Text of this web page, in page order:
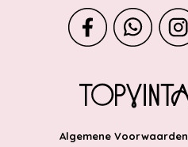
Algemene Voorwaarden